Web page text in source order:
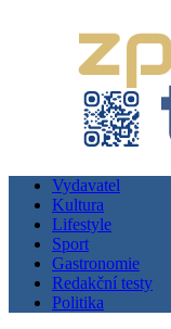
Vydavatel
Kultura
Lifestyle
Sport
Gastronomie
Redakční testy
Politika